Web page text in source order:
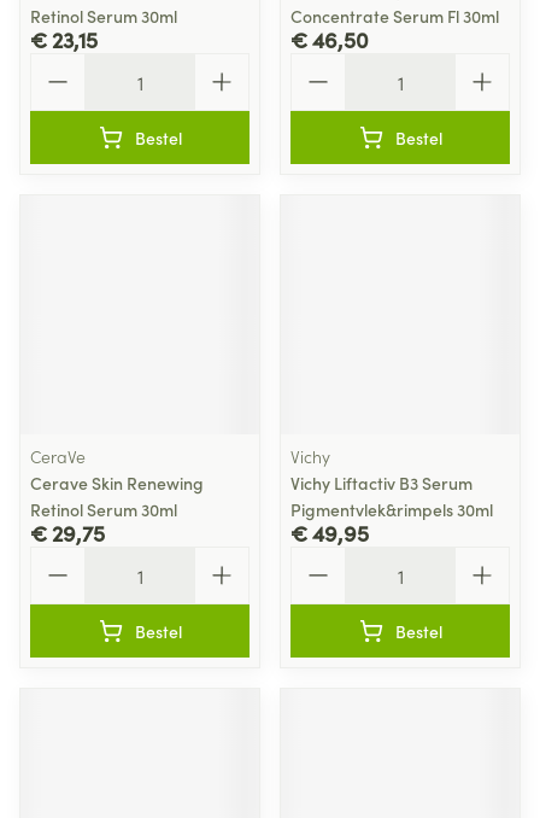
Retinol Serum 30ml
€ 23,15
Bestel
Concentrate Serum Fl 30ml
€ 46,50
Bestel
CeraVe
Cerave Skin Renewing
Retinol Serum 30ml
€ 29,75
Bestel
Vichy
Vichy Liftactiv B3 Serum
Pigmentvlek&rimpels 30ml
€ 49,95
Bestel